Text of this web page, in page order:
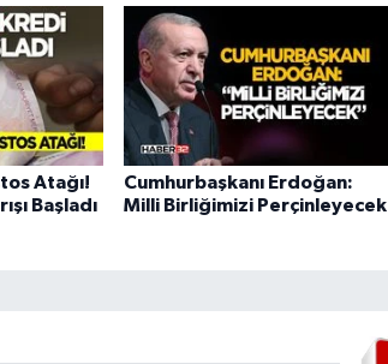
Atağı!
Başladı
Cumhurbaşkanı Erdoğan:
Milli Birliğimizi Perçinleyecek